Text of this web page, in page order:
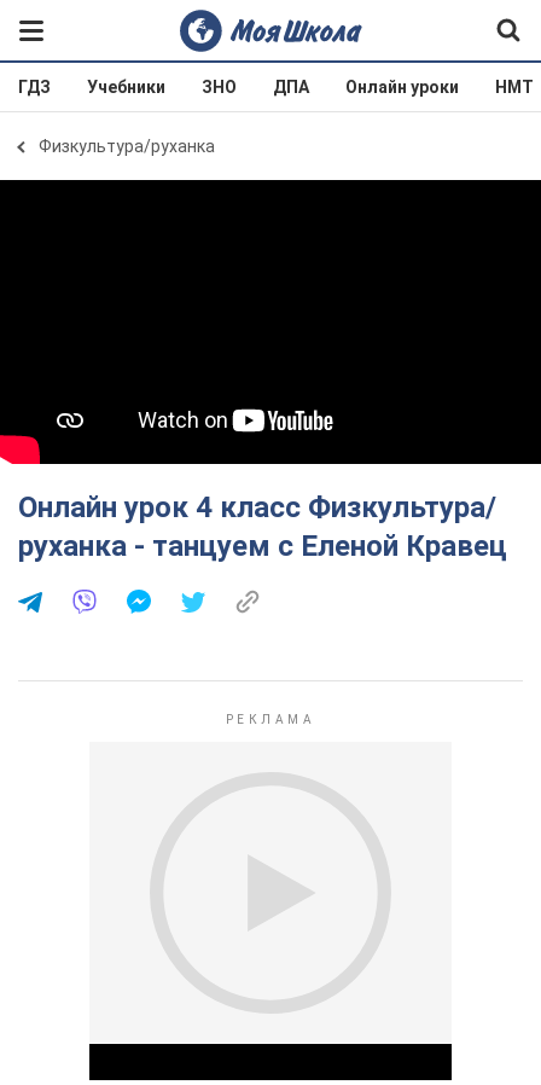
ГДЗ Учебники ЗНО ДПА Онлайн уроки НМТ
Физкультура/руханка
Онлайн урок 4 класс Физкультура/
руханка - танцуем с Еленой Кравец